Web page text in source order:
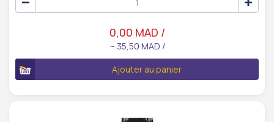
0,00 MAD /
~ 35,50 MAD /
Ajouter au panier